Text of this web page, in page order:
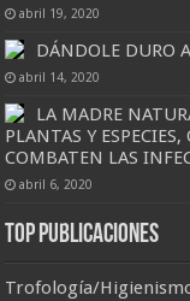
abril 19, 2020
DÁNDOLE DURO
abril 14, 2020
LA MADRE
PLANTAS Y
COMBATEN LAS
abril 6, 2020
Top Publicaciones
Trofología/